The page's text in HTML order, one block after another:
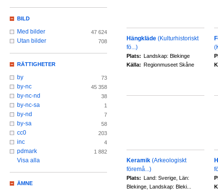
Hängkläde (Kulturhistoriskt
fö...)
Plats: Landskap: Blekinge
Källa: Regionmuseet Skåne
Keramik (Arkeologiskt
föremå...)
Plats: Land: Sverige, Län:
Blekinge, Landskap: Bleki...
BILD
Med bilder 47 624
Utan bilder 708
RÄTTIGHETER
by 73
by-nc 45 358
by-nc-nd 38
by-nc-sa 1
by-nd 7
by-sa 58
cc0 203
inc 4
pdmark 1 882
Visa alla
ÄMNE